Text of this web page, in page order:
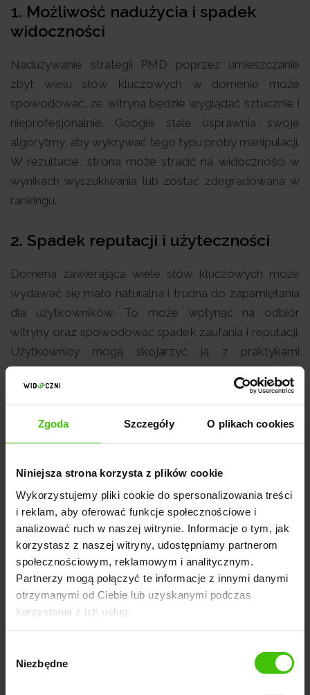
Zgoda Szczegóły O plikach cookies
Niniejsza strona korzysta z plików cookie
Wykorzystujemy pliki cookie do spersonalizowania treści
i reklam, aby oferować funkcje społecznościowe i
analizować ruch w naszej witrynie. Informacje o tym, jak
korzystasz z naszej witryny, udostępniamy partnerom
społecznościowym, reklamowym i analitycznym.
Partnerzy mogą połączyć te informacje z innymi danymi
otrzymanymi od Ciebie lub uzyskanymi podczas
korzystania z ich usług.
zgody
Niezbędne
1. Możliwość nadużycia i spadek
widoczności
Nadużywanie strategii PMD poprzez umieszczanie
zbyt wielu słów kluczowych w domenie może
spowodować, że witryna będzie wyglądać sztucznie i
nieprofesjonalnie. Google stale usprawnia swoje
algorytmy, aby wykrywać tego typu próby manipulacji.
W rezultacie, strona może stracić na widoczności w
wynikach wyszukiwania lub zostać zdegradowana w
rankingu.
2. Spadek reputacji i użyteczności
Domena zawierająca wiele słów kluczowych może
wydawać się mało naturalna i trudna do zapamiętania
dla użytkowników. To może wpłynąć na odbiór
witryny oraz spowodować spadek zaufania i reputacji.
Użytkownicy mogą skojarzyć ją z praktykami
spamowymi lub nieautentycznymi, co nie sprzyja
budowaniu pozytywnego wizerunku marki.
3. Konieczność dostosowywania się
do algorytmów
Algorytmy wyszukiwania stale ewoluują, a strategia
PMD jest przykładem tego, jak szybko pewne
praktyki mogą tracić na znaczeniu. Wprowadzone
zmiany mogą wymagać od właścicieli witryn reakcji i
dostosowywania się do nowych wytycznych. To
generuje dodatkową pracę i może być źródłem
frustracji, zwłaszcza gdy strategie SEO muszą być
zmieniane często.